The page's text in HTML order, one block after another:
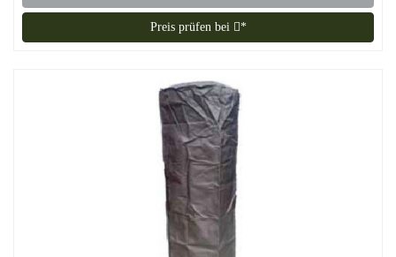
Preis prüfen bei *